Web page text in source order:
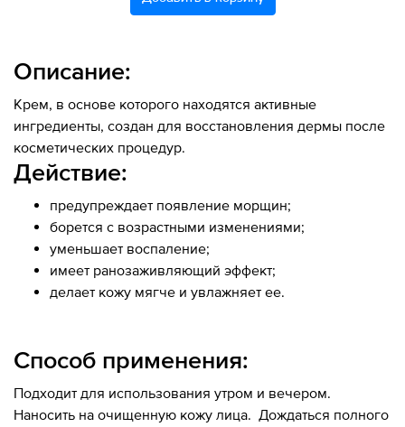
Описание:
Крем, в основе которого находятся активные
ингредиенты, создан для восстановления дермы после
косметических процедур.
Действие:
предупреждает появление морщин;
борется с возрастными изменениями;
уменьшает воспаление;
имеет ранозаживляющий эффект;
делает кожу мягче и увлажняет ее.
Способ применения:
Подходит для использования утром и вечером.
Наносить на очищенную кожу лица. Дождаться полного